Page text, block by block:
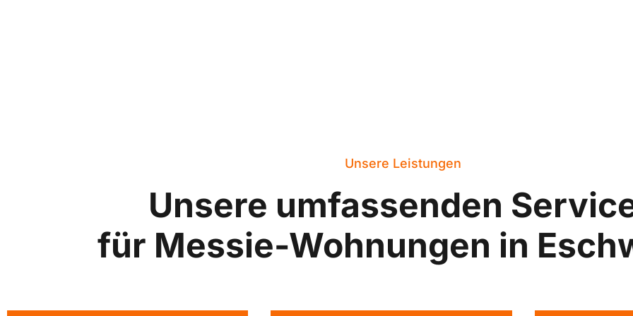
Unsere Leistungen
Unsere umfassenden
für Messie-Wohnungen in